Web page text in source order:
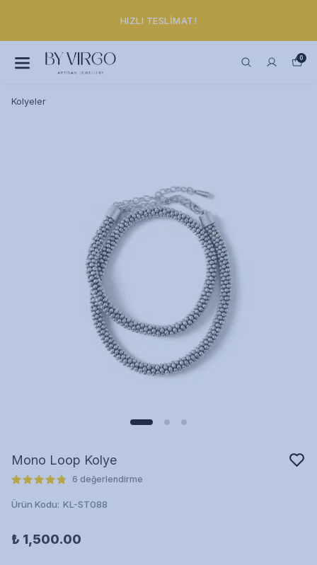
HIZLI TESLIMAT!
0
Kolyeler
Mono Loop Kolye
6 değerlendirme
Ürün Kodu: KL-ST088
₺ 1,500.00